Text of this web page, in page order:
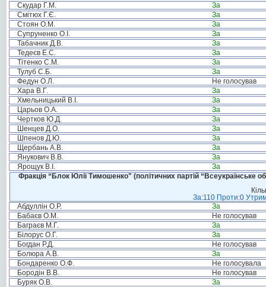
Скудар Г.М.
За
Смітюх Г.Є.
За
Стоян О.М.
За
Супруненко О.І.
За
Табачник Д.В.
За
Тедеєв Е.С.
За
Тітенко С.М.
За
Тулуб С.Б.
За
Федун О.Л.
Не голосував
Хара В.Г.
За
Хмельницький В.І.
За
Царьов О.А.
За
Чертков Ю.Д.
За
Шенцев Д.О.
За
Шпенов Д.Ю.
За
Щербань А.В.
За
Янукович В.В.
За
Ярощук В.І.
За
Фракція “Блок Юлії Тимошенко" (політичних партій “Всеукраїнське
За:110 Проти:0
Абдуллін О.Р.
За
Бабаєв О.М.
Не голосував
Баграєв М.Г.
За
Білорус О.Г.
За
Богдан Р.Д.
Не голосував
Болюра А.В.
За
Бондаренко О.Ф.
Не голосувала
Бородін В.В.
Не голосував
Буряк О.В.
За